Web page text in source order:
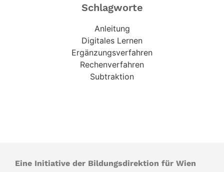
Schlagworte
Anleitung
Digitales Lernen
Ergänzungsverfahren
Rechenverfahren
Subtraktion
Eine Initiative der Bildungsdirektion für Wien